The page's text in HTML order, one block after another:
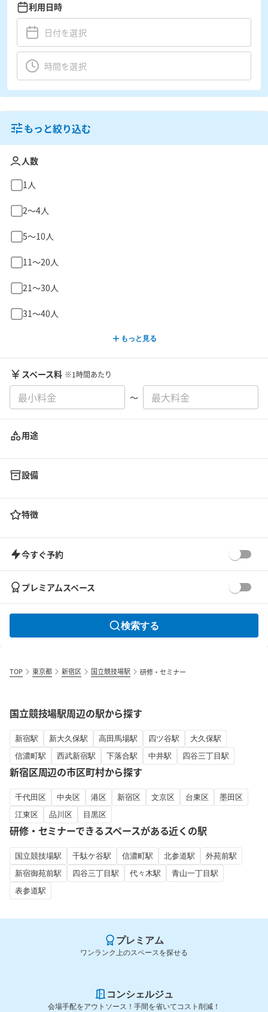
利用日時
もっと絞り込む
人数
1人
2〜4人
5〜10人
11〜20人
21〜30人
31〜40人
もっと見る
スペース料 ※1時間あたり
〜
用途
設備
特徴
今すぐ予約
プレミアムスペース
検索する
TOP 東京都 新宿区 国立競技場駅 研修・セミナー
国立競技場駅周辺の駅から探す
新宿駅 新大久保駅 高田馬場駅 四ツ谷駅
大久保駅
信濃町駅
西武新宿駅 下落合駅 中井駅 四谷三丁目駅
新宿区周辺の市区町村から探す
千代田区 中央区 港区 新宿区 文京区 台東区
墨田区
江東区
品川区 目黒区
研修・セミナーできるスペースがある近くの駅
国立競技場駅 千駄ケ谷駅 信濃町駅 北参道駅
外苑前駅
新宿御苑前駅
四谷三丁目駅 代々木駅
青山一丁目駅
表参道駅
プレミアム
ワンランク上のスペースを探せる
コンシェルジュ
会場手配をアウトソース！手間を省いてコスト削減！